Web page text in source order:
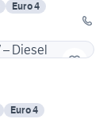
Euro 4
Euro 4